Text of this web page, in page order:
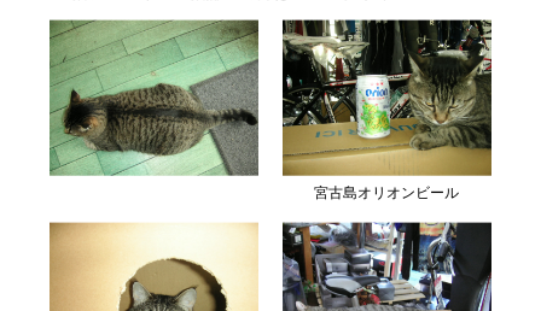
宮古島オリオンビール